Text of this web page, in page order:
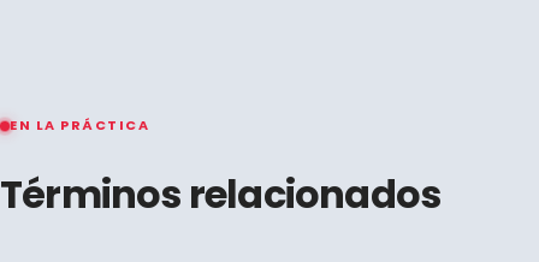
EN LA PRÁCTICA
Términos relacionados